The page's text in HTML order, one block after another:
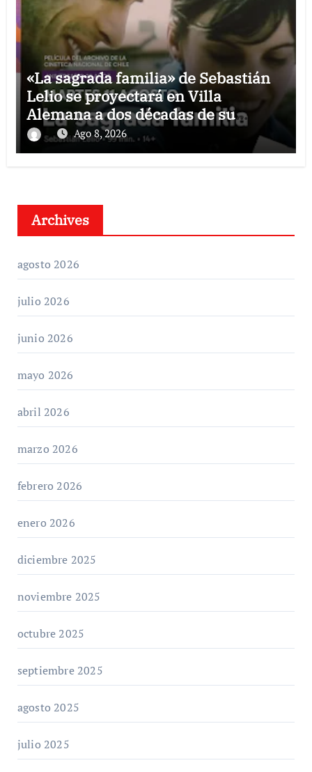
«La sagrada familia» de Sebastián
Lelio se proyectará en Villa
Alemana a dos décadas de su
estrenoAgo 8, 2026
Archives
agosto 2026
julio 2026
junio 2026
mayo 2026
abril 2026
marzo 2026
febrero 2026
enero 2026
diciembre 2025
noviembre 2025
octubre 2025
septiembre 2025
agosto 2025
julio 2025